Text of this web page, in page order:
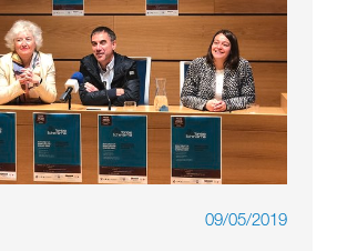
09/05/2019